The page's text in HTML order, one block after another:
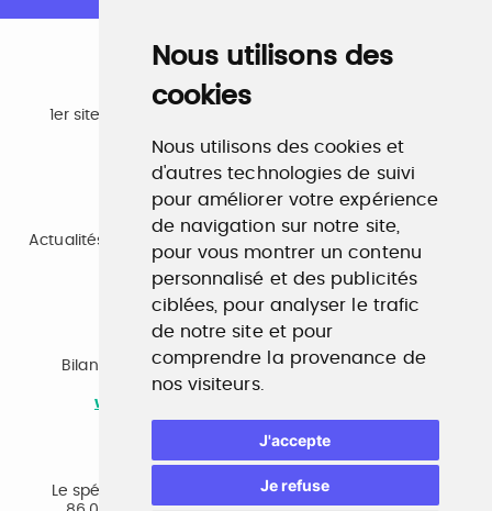
Nous utilisons des
cookies
Nous utilisons des cookies et
d'autres technologies de suivi
pour améliorer votre expérience
de navigation sur notre site,
pour vous montrer un contenu
personnalisé et des publicités
ciblées, pour analyser le trafic
de notre site et pour
comprendre la provenance de
nos visiteurs.
J'accepte
Je refuse
Emploi
1er site emploi du secteur culturel 784.000 visites et
www.profilculture.com
Formation
Actualités, guide et annuaire des formations aux métiers
de la culture.
www.profilculture-formation.com
Accompagnement professionnel
Bilan de compétences, coaching, techniques de
recherche d'emploi, entretien conseil.
www.profilculture-competences.com
Le spécialiste du secteur culturel, une cvthèque de